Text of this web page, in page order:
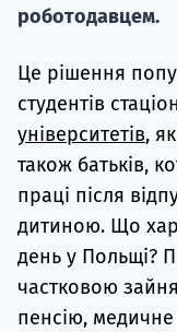
роботодавцем.
Це рішення
студентів
університетів,
також батьків,
праці після
дитиною. Що
день у Польщі?
частковою
пенсію,